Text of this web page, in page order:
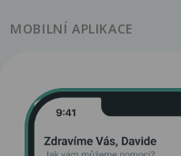
MOBILNÍ APLIKACE